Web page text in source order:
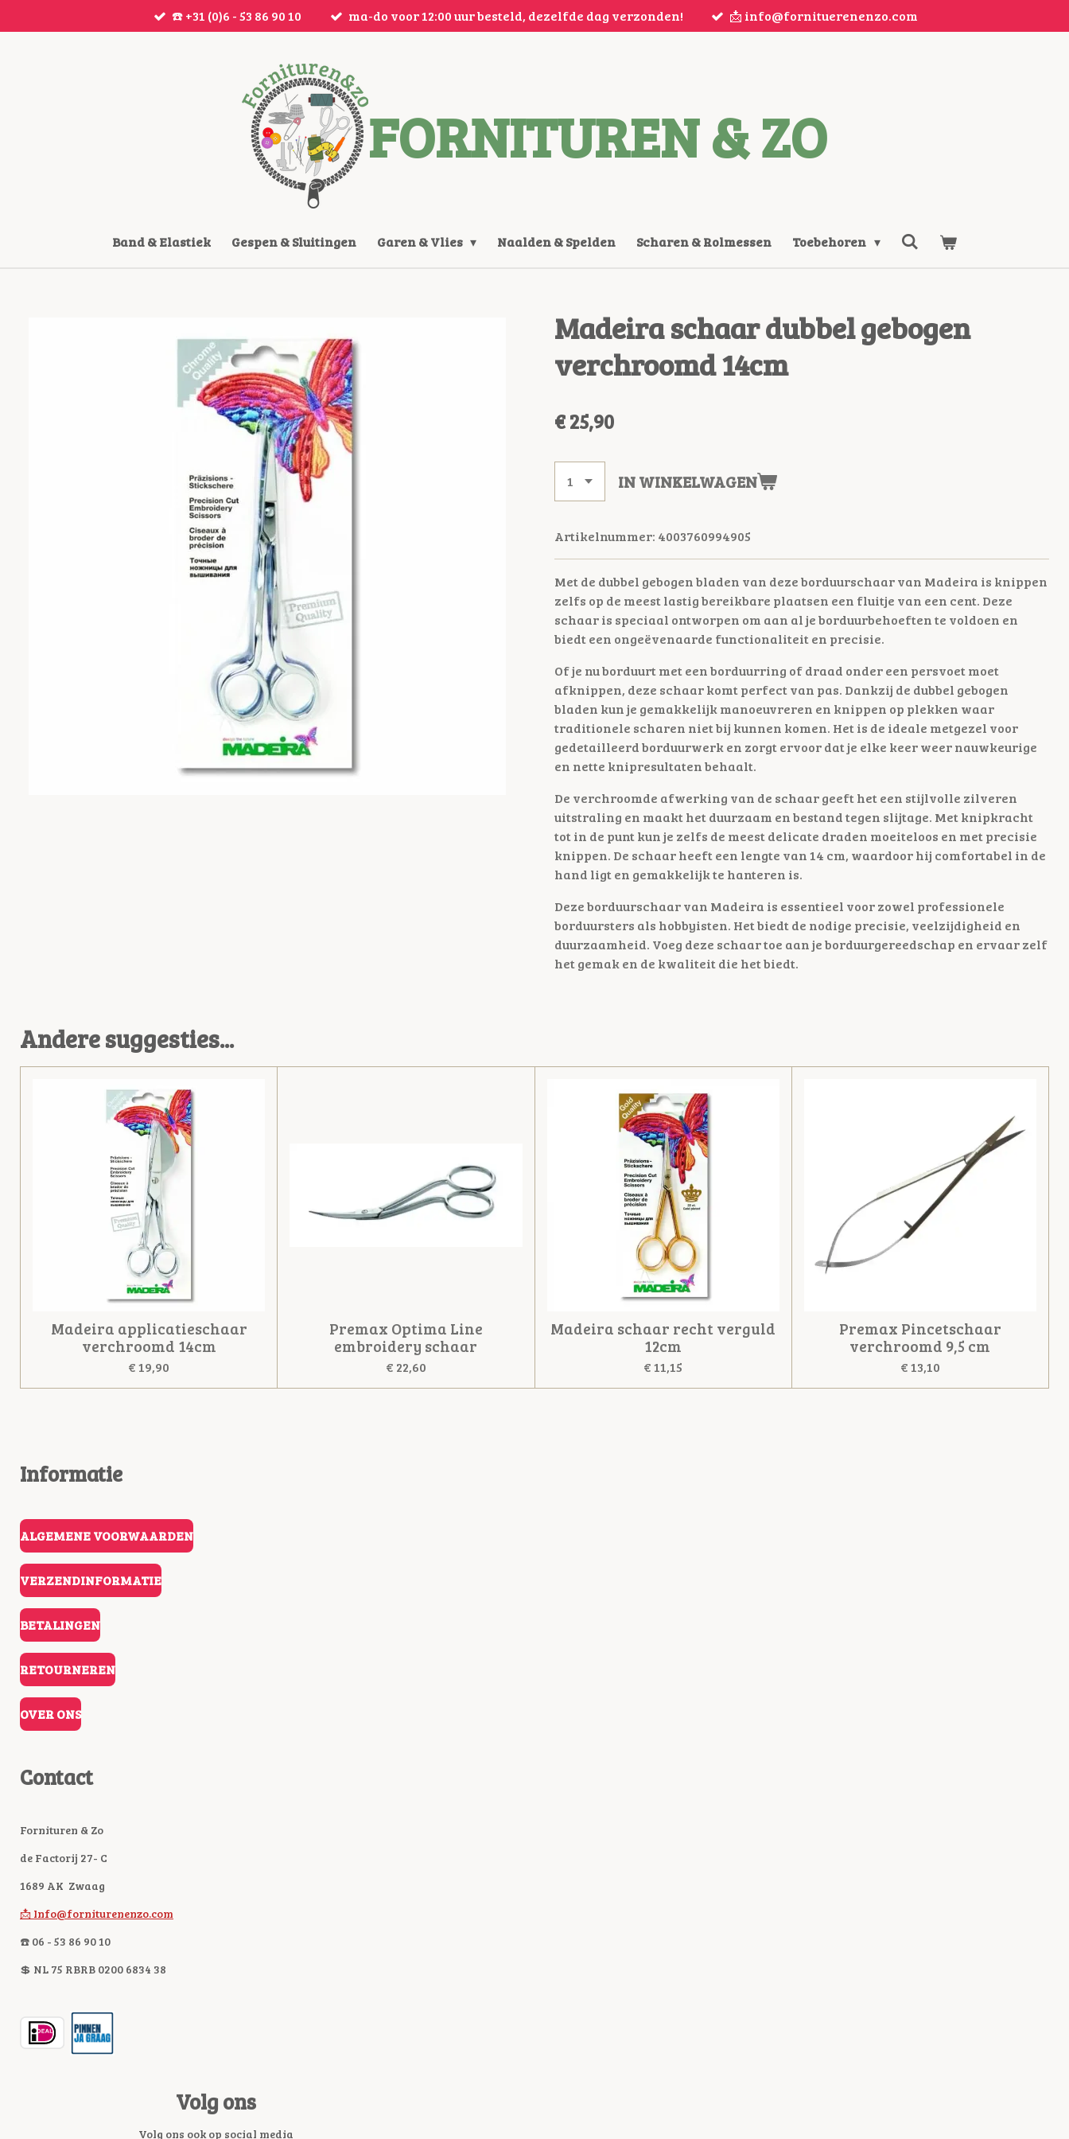
direct
☎️ +31 (0)6 - 53 86 90 10 ma-do voor 12:00 uur besteld, dezelfde dag verzonden! 📩 info@fornituerenenzo.com
FORNITUREN & ZO
Band & Elastiek Gespen & Sluitingen Garen & Vlies Naalden & Spelden Scharen & Rolmessen Toebehoren
Madeira schaar dubbel gebogen
verchroomd 14cm
€ 25,90
IN WINKELWAGEN
Artikelnummer: 4003760994905
Met de dubbel gebogen bladen van deze borduurschaar van Madeira is knippen
zelfs op de meest lastig bereikbare plaatsen een fluitje van een cent. Deze
schaar is speciaal ontworpen om aan al je borduurbehoeften te voldoen en
biedt een ongeëvenaarde functionaliteit en precisie.
Of je nu borduurt met een borduurring of draad onder een persvoet moet
afknippen, deze schaar komt perfect van pas. Dankzij de dubbel gebogen
bladen kun je gemakkelijk manoeuvreren en knippen op plekken waar
traditionele scharen niet bij kunnen komen. Het is de ideale metgezel voor
gedetailleerd borduurwerk en zorgt ervoor dat je elke keer weer nauwkeurige
en nette knipresultaten behaalt.
De verchroomde afwerking van de schaar geeft het een stijlvolle zilveren
uitstraling en maakt het duurzaam en bestand tegen slijtage. Met knipkracht
tot in de punt kun je zelfs de meest delicate draden moeiteloos en met precisie
knippen. De schaar heeft een lengte van 14 cm, waardoor hij comfortabel in de
hand ligt en gemakkelijk te hanteren is.
Deze borduurschaar van Madeira is essentieel voor zowel professionele
borduursters als hobbyisten. Het biedt de nodige precisie, veelzijdigheid en
duurzaamheid. Voeg deze schaar toe aan je borduurgereedschap en ervaar zelf
het gemak en de kwaliteit die het biedt.
Andere suggesties...
Madeira applicatieschaar
verchroomd 14cm
€ 19,90
Premax Optima Line
embroidery schaar
€ 22,60
Madeira schaar recht verguld
12cm
€ 11,15
Premax Pincetschaar
verchroomd 9,5 cm
€ 13,10
Informatie
ALGEMENE VOORWAARDEN
VERZENDINFORMATIE
BETALINGEN
RETOURNEREN
OVER ONS
Contact
Fornituren & Zo
de Factorij 27- C
1689 AK Zwaag
📩 Info@forniturenenzo.com
☎️ 06 - 53 86 90 10
💲 NL 75 RBRB 0200 6834 38
Volg ons
Volg ons ook op social media